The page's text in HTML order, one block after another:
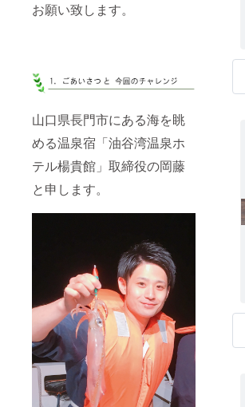
お願い致します。
山口県長門市にある海を眺
める温泉宿「油谷湾温泉ホ
テル楊貴館」取締役の岡藤
と申します。